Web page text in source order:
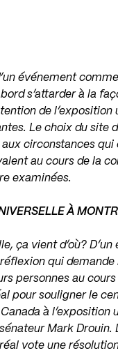
événement
s’attarder à la
de
Le choix du site
circonstances
au cours de la
examinées.
À
ça vient d’où?
qui
personnes au
pour souligner le
à
Mark Drouin.
vote une